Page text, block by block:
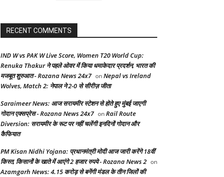
RECENT COMMENTS
IND W vs PAK W Live Score, Women T20 World Cup:
Renuka Thakur ने पहले ओवर में किया धमाकेदार प्रदर्शन, भारत की
मजबूत शुरुआत - Rozana News 24x7 onNepal vs Ireland
Wolves, Match 2: नेपाल ने 2-0 से सीरीज़ जीता
Saraimeer News: आज सरायमीर स्टेशन से होते हुए मुंबई जाएगी
गोदान एक्सप्रेस - Rozana News 24x7 onRail Route
Diversion: सरायमीर के रूट पर नहीं चलेंगी इनदिनों गोदान और
कैफियात
PM Kisan Nidhi Yojana: प्रधानमंत्री मोदी आज जारी करेंगे 18वीं
किस्त, किसानों के खाते में आएंगे 2 हजार रुपये - Rozana News 2 on
Azamgarh News: 4.15 करोड़ से बनेंगी मंडल के तीन जिलों की